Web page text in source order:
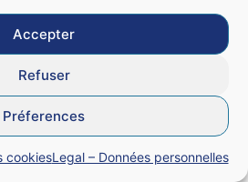
Accepter
Refuser
Préferences
cookiesLegal – Données personnelles
une différence de sujets et
réduira davantage la valeur